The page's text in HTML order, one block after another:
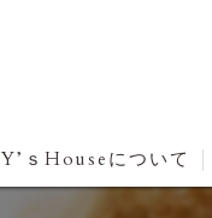
Y’ｓHouseについて